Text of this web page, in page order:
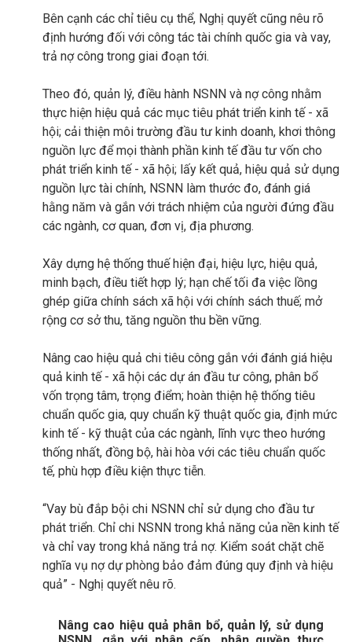
Bên cạnh các chỉ tiêu cụ thể, Nghị quyết cũng nêu rõ
định hướng đối với công tác tài chính quốc gia và vay,
trả nợ công trong giai đoạn tới.
Theo đó, quản lý, điều hành NSNN và nợ công nhằm
thực hiện hiệu quả các mục tiêu phát triển kinh tế - xã
hội; cải thiện môi trường đầu tư kinh doanh, khơi thông
nguồn lực để mọi thành phần kinh tế đầu tư vốn cho
phát triển kinh tế - xã hội; lấy kết quả, hiệu quả sử dụng
nguồn lực tài chính, NSNN làm thước đo, đánh giá
hằng năm và gắn với trách nhiệm của người đứng đầu
các ngành, cơ quan, đơn vị, địa phương.
Xây dựng hệ thống thuế hiện đại, hiệu lực, hiệu quả,
minh bạch, điều tiết hợp lý; hạn chế tối đa việc lồng
ghép giữa chính sách xã hội với chính sách thuế; mở
rộng cơ sở thu, tăng nguồn thu bền vững.
Nâng cao hiệu quả chi tiêu công gắn với đánh giá hiệu
quả kinh tế - xã hội các dự án đầu tư công, phân bổ
vốn trọng tâm, trọng điểm; hoàn thiện hệ thống tiêu
chuẩn quốc gia, quy chuẩn kỹ thuật quốc gia, định mức
kinh tế - kỹ thuật của các ngành, lĩnh vực theo hướng
thống nhất, đồng bộ, hài hòa với các tiêu chuẩn quốc
tế, phù hợp điều kiện thực tiễn.
“Vay bù đắp bội chi NSNN chỉ sử dụng cho đầu tư
phát triển. Chỉ chi NSNN trong khả năng của nền kinh tế
và chỉ vay trong khả năng trả nợ. Kiểm soát chặt chẽ
nghĩa vụ nợ dự phòng bảo đảm đúng quy định và hiệu
quả” - Nghị quyết nêu rõ.
Nâng cao hiệu quả phân bổ, quản lý, sử dụng